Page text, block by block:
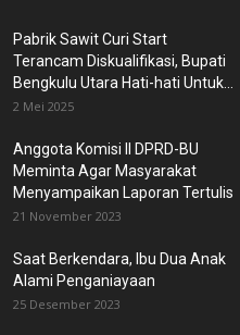
Pabrik Sawit Curi Start
Terancam Diskualifikasi, Bupati
Bengkulu Utara Hati-hati Untuk...
2 Mei 2025
Anggota Komisi II DPRD-BU
Meminta Agar Masyarakat
Menyampaikan Laporan Tertulis
21 November 2023
Saat Berkendara, Ibu Dua Anak
Alami Penganiayaan
25 Desember 2023